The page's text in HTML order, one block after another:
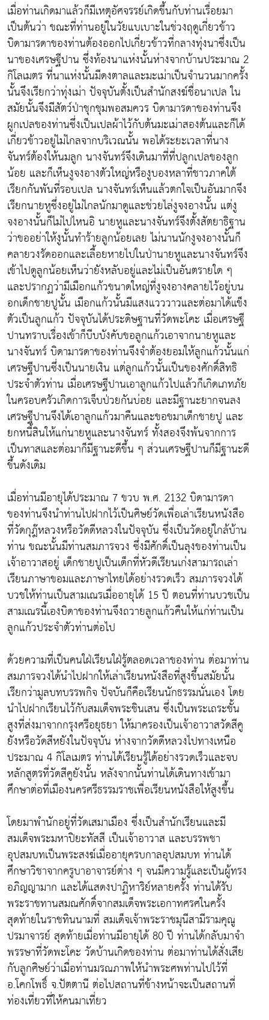
เมื่อท่านเกิดมาแล้วก็มีเหตุอัศจรรย์เกิดขึ้นกับท่านเรื่อยมา
เป็นต้นว่า ขณะที่ท่านอยู่ในวัยแบเบาะในช่วงฤดูเกี่ยวข้าว
บิดามารดาของท่านต้องออกไปเกี่ยวข้าวที่กลางทุ่งนาซึ่งเป็น
นาของเศรษฐีปาน ซึ่งท้องนาแห่งนั้นห่างจากบ้านประมาณ 2
กิโลเมตร ที่นาแห่งนั้นมีดงตาลและมะเม่าเป็นจำนวนมากครั้ง
นั้นจึงเรียกว่าทุ่งเม่า ปัจจุบันตั้งเป็นสำนักสงฆ์ชื่อนาเปล ใน
สมัยนั้นจึงมีสัตว์ป่าชุกชุมพอสมควร บิดามารดาของท่านจึง
ผูกเปลของท่านซึ่งเป็นเปลผ้าไว้กับต้นมะเม่าสองต้นและก็ได้
เกี่ยวข้าวอยู่ไม่ไกลจากบริเวณนั้น พอได้ระยะเวลาที่นาง
จันทร์ต้องให้นมลูก นางจันทร์จึงเดินมาที่ที่ปลูกเปลของลูก
น้อย และก็เห็นงูจงอางตัวใหญ่หรืองูบองหลาที่ชาวภาคใต้
เรียกกันพันที่รอบเปล นางจันทร์เห็นแล้วตกใจเป็นอันมากจึง
เรียกนายหูซึ่งอยู่ไม่ไกลนักมาดูและช่วยไล่งูจงอางนั้น แต่งู
จงอางนั้นก็ไม่ไปไหนอิ นายหูและนางจันทร์จึงตั้งสัตยาธิฐาน
ว่าขออย่าให้งูนั้นทำร้ายลูกน้อยเลย ไม่นานนักงูจงอางนั้นก็
คลายวงรัดออกและเลื้อยหายไปในป่านายหูและนางจันทร์จึง
เข้าไปดูลูกน้อยเห็นว่ายังหลับอยู่และไม่เป็นอันตรายใด ๆ
และปรากฏว่ามีเมือกแก้วขนาดใหญ่ที่งูจงอางคลายไว้อยู่บน
อกเด็กชายปูนั้น เมือกแก้วนั้นมีแสงแวววาวและต่อมาได้แข็ง
ตัวเป็นลูกแก้ว ปัจจุบันได้ประดิษฐานที่วัดพะโคะ เมื่อเศรษฐี
ปานทราบเรื่องเข้าก็บีบบังคับขอลูกแก้วเอาจากนายหูและ
นางจันทร์ บิดามารดาของท่านจึงจำต้องยอมให้ลูกแก้วนั้นแก่
เศรษฐีปานซึ่งเป็นนายเงิน แต่ลูกแก้วนั้นเป็นของศักดิ์สิทธิ
ประจำตัวท่าน เมื่อเศรษฐีปานเอาลูกแก้วไปแล้วก็เกิดเภทภัย
ในครอบครัวเกิดการเจ็บป่วยกันบ่อย และมีฐานะยากจนลง
เศรษฐีปานจึงได้เอาลูกแก้วมาคืนและขอขมาเด็กชายปู และ
ยกหนี้สินให้แก่นายหูและนางจันทร์ ทั้งสองจึงพ้นจากการ
เป็นทาสและต่อมาก็มีฐานะดีขึ้น ๆ ส่วนเศรษฐีปานก็มีฐานะดี
ขึ้นดังเดิม
เมื่อท่านมีอายุได้ประมาณ 7 ขวบ พ.ศ. 2132 บิดามารดา
ของท่านจึงนำท่านไปฝากไว้เป็นศิษย์วัดเพื่อเล่าเรียนหนังสือ
ที่วัดกุฎ๊หลวงหรือวัดดีหลวงในปัจจุบัน ซึ่งเป็นวัดอยู่ใกล้บ้าน
ท่าน ขณะนั้นมีท่านสมภารจวง ซึ่งมีศักดิ์เป็นลุงของท่านเป็น
เจ้าอาวาสอยู่ เด็กชายปูเป็นเด็กที่หัวดีเรียนเก่งสามารถเล่า
เรียนภาษาขอมและภาษาไทยได้อย่างรวดเร็ว สมภารจวงได้
บวชให้ท่านเป็นสามเณรเมื่ออายุได้ 15 ปี ตอนที่ท่านบวชเป็น
สามเณรนี้เองบิดาของท่านจึงถวายลูกแก้วคืนให้แก่ท่านเป็น
ลูกแก้วประจำตัวท่านต่อไป
ด้วยความที่เป็นคนใฝ่เรียนใฝ่รู้ตลอดเวลาของท่าน ต่อมาท่าน
สมภารจวงได้นำไปฝากให้เล่าเรียนหนังสือที่สูงขึ้นสมัยนั้น
เรียกว่ามูลบทบรรพกิจ ปัจบันก็คือเรียนนักธรรมนั่นเอง โดย
นำไปฝากเรียนไว้กับสมเด็จพระชินเสน ซึ่งเป็นพระเถระชั้น
สูงที่ส่งมาจากกรุงศรีอยุธยา ให้มาครองเป็นเจ้าอาวาสวัดสีคู
ยังหรือวัดสีหยังในปัจจุบัน ห่างจากวัดดีหลวงไปทางเหนือ
ประมาณ 4 กิโลเมตร ท่านได้เรียนรู้ได้อย่างรวดเร็วและจบ
หลักสูตรที่วัดสีคูยังนั้น หลังจากนั้นท่านได้เดินทางเข้ามา
ศึกษาต่อที่เมืองนครศรีธรรมราชเพื่อเรียนหนังสือให้สูงขึ้น
โดยมาพำนักอยู่ที่วัดเสมาเมือง ซึ่งเป็นสำนักเรียนและมี
สมเด็จพระมหาปิยะทัสสี เป็นเจ้าอาวาส และบรรพชา
อุปสมบทเป็นพระสงฆ์เมื่ออายุครบกาลอุปสมบท ท่านได้
ศึกษาวิชาจากครูบาอาจารย์ต่าง ๆ จนมีความรู้และเป็นผู้ทรง
อภิญญามาก และได้แสดงปาฏิหาริย์หลายครั้ง ท่านได้รับ
พระราชทานสมณศักดิ์จากสมเด็จพระเอกาทศรศในครั้ง
สุดท้ายในราชทินนามที่ สมเด็จเจ้าพระราชมุนีสามีรามคุณู
ปรมาจารย์ สุดท้ายเมื่อท่านมีอายุได้ 80 ปี ท่านได้กลับมาจำ
พรรษาที่วัดพะโคะ วัดบ้านเกิดของท่าน ต่อมาท่านได้สั่งเสีย
กับลูกศิษย์ว่าเมื่อท่านมรณภาพให้นำพระศพท่านไปไว้ที่
อ.โคกโพธิ์ จ.ปัตตานี ต่อไปสถานที่ข้างหน้าจะเป็นสถานที่
ท่องเที่ยวที่ให้คนมาเที่ยว